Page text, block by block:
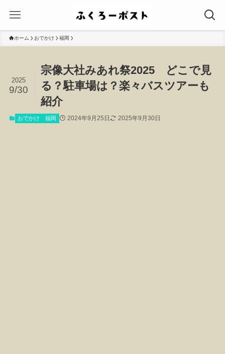
ホーム おでかけ 福岡
宗像大社みあれ祭2025 どこで見
る？駐車場は？楽々バスツアーも
紹介
2025
9/30
おでかけ 福岡 2024年9月25日 2025年9月30日